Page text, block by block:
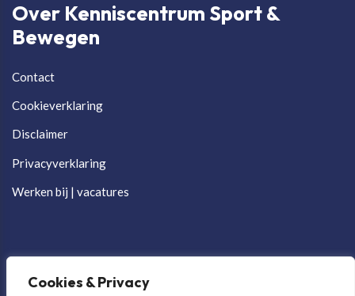
Cookies & Privacy
Over Kenniscentrum Sport &
Bewegen
Contact
Cookieverklaring
Disclaimer
Privacyverklaring
Werken bij | vacatures